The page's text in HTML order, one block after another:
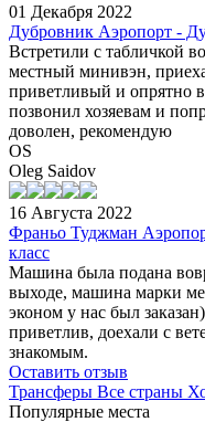
01 Декабря 2022
Дубровник Аэропорт -
Встретили с табличкой
местный минивэн,
приветливый и опрятно
позвонил хозяевам и
доволен, рекомендую
OS
Oleg Saidov
16 Августа 2022
Франьо Туджман
класс
Машина была подана
выходе, машина марки
эконом у нас был
приветлив, доехали с
знакомым.
Оставить отзыв
Трансферы Все страны
Популярные места